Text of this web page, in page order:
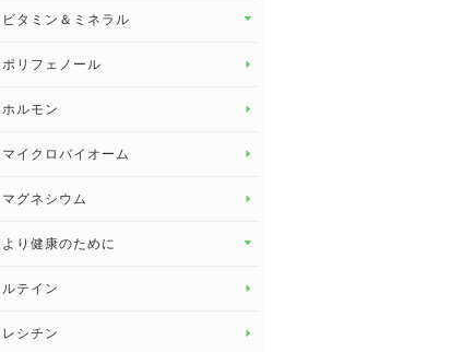
健康セミナー
ビタミン＆ミネラル
ビタミン＆ミネラル トップ
ビタミンE
ポリフェノール
ホルモン
マイクロバイオーム
マグネシウム
より健康のために
より健康のために トップ
ルテイン
レシチン